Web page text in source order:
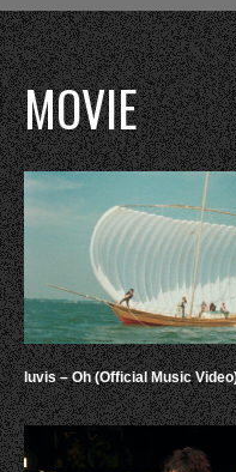
MOVIE
luvis – Oh (Official Music